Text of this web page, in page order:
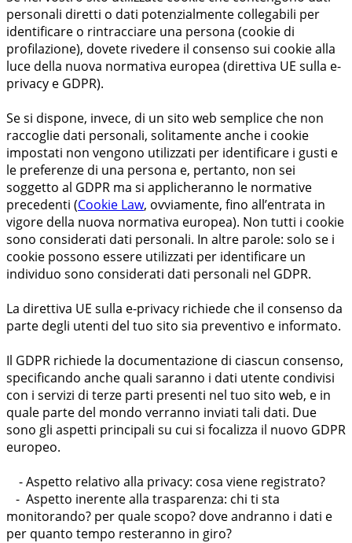
personali diretti o dati potenzialmente collegabili per
identificare o rintracciare una persona (cookie di
profilazione), dovete rivedere il consenso sui cookie alla
luce della nuova normativa europea (direttiva UE sulla e-
privacy e GDPR).
Se si dispone, invece, di un sito web semplice che non
raccoglie dati personali, solitamente anche i cookie
impostati non vengono utilizzati per identificare i gusti e
le preferenze di una persona e, pertanto, non sei
soggetto al GDPR ma si applicheranno le normative
precedenti (Cookie Law, ovviamente, fino all’entrata in
vigore della nuova normativa europea). Non tutti i cookie
sono considerati dati personali. In altre parole: solo se i
cookie possono essere utilizzati per identificare un
individuo sono considerati dati personali nel GDPR.
La direttiva UE sulla e-privacy richiede che il consenso da
parte degli utenti del tuo sito sia preventivo e informato.
Il GDPR richiede la documentazione di ciascun consenso,
specificando anche quali saranno i dati utente condivisi
con i servizi di terze parti presenti nel tuo sito web, e in
quale parte del mondo verranno inviati tali dati. Due
sono gli aspetti principali su cui si focalizza il nuovo GDPR
europeo.
- Aspetto relativo alla privacy: cosa viene registrato?
- Aspetto inerente alla trasparenza: chi ti sta
monitorando? per quale scopo? dove andranno i dati e
per quanto tempo resteranno in giro?